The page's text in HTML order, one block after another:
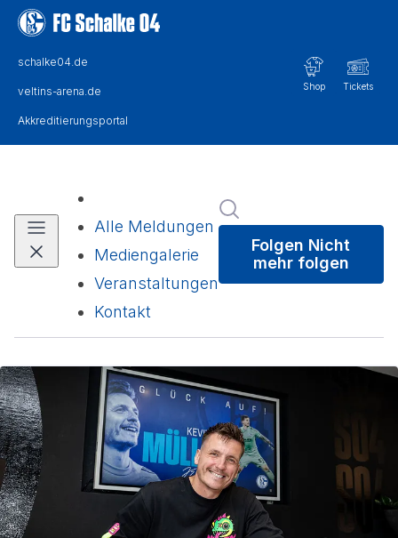
Alle Meldungen
Mediengalerie
Veranstaltungen
Kontakt
Folgen Nicht
mehr folgen